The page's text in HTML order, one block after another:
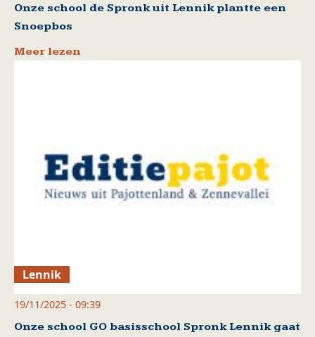
Onze school de Spronk uit Lennik plantte een
Snoepbos
Meer lezen
Lennik
19/11/2025 - 09:39
Onze school GO basisschool Spronk Lennik gaat